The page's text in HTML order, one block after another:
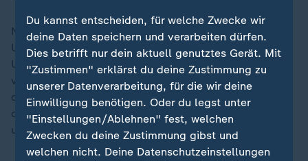
Niemand rechnet jedoch ernsthaft damit, dass die
Unionsspitze in Berlin von ihrem generellen Kurs der
Ukraine-Unterstützung abweichen wird. Schwer
vorstellbar also, wie eine solch rhetorische Verrenkung
der Herren Kretschmer und Voigt aussehen könnte, so
dass beide damit leben könnten: Sahra Wagenknecht
und das Konrad-Adenauer-Haus.
Du kannst entscheiden, für welche Zwecke wir
deine Daten speichern und verarbeiten dürfen.
Dies betrifft nur dein aktuell genutztes Gerät. Mit
"Zustimmen" erklärst du deine Zustimmung zu
unserer Datenverarbeitung, für die wir deine
Einwilligung benötigen. Oder du legst unter
"Einstellungen/Ablehnen" fest, welchen
Zwecken du deine Zustimmung gibst und
welchen nicht. Deine Datenschutzeinstellungen